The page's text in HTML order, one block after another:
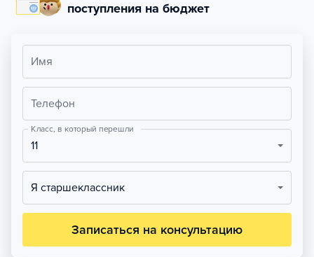
поступления на бюджет
Имя
Телефон
Класс, в который перешли
11
Я старшеклассник
Записаться на консультацию